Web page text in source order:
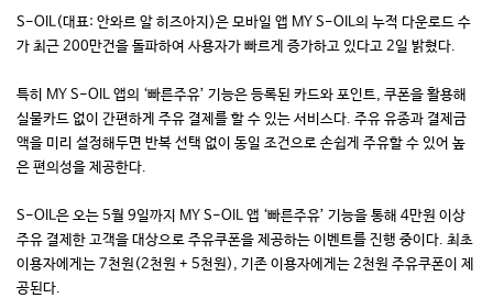
S-OIL(대표: 안와르 알 히즈아지)은 모바일 앱 MY S-OIL의 누적 다운로드 수
가 최근 200만건을 돌파하여 사용자가 빠르게 증가하고 있다고 2일 밝혔다.
특히 MY S-OIL 앱의 ‘빠른주유’ 기능은 등록된 카드와 포인트, 쿠폰을 활용해
실물카드 없이 간편하게 주유 결제를 할 수 있는 서비스다. 주유 유종과 결제금
액을 미리 설정해두면 반복 선택 없이 동일 조건으로 손쉽게 주유할 수 있어 높
은 편의성을 제공한다.
S-OIL은 오는 5월 9일까지 MY S-OIL 앱 ‘빠른주유’ 기능을 통해 4만원 이상
주유 결제한 고객을 대상으로 주유쿠폰을 제공하는 이벤트를 진행 중이다. 최초
이용자에게는 7천원(2천원 + 5천원), 기존 이용자에게는 2천원 주유쿠폰이 제
공된다.